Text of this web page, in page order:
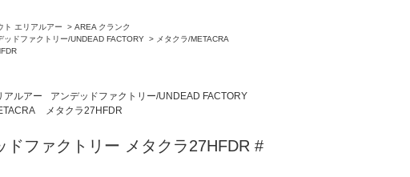
ト エリアルアー > AREA クランク
ッドファクトリー/UNDEAD FACTORY > メタクラ/METACRA
アルアー
アンデッドファクトリー/UNDEAD FACTORY
メタクラ27HFDR
ドファクトリー メタクラ27HFDR #